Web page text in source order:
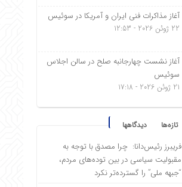
آغاز مذاکرات فنی ایران و آمریکا در سوئیس
22 ژوئن 2026 - 12:53
آغاز نشست چهارجانبه صلح در سالن اجلاس
سوئیس
21 ژوئن 2026 - 17:18
تازه‌ها دیدگاهها
فریبرز رئیس‌دانا: چرا مصدق با توجه به
مقبولیت سیاسی در بین توده‌های مردم،
“جبهه ملی” را گسترده‌تر نکرد